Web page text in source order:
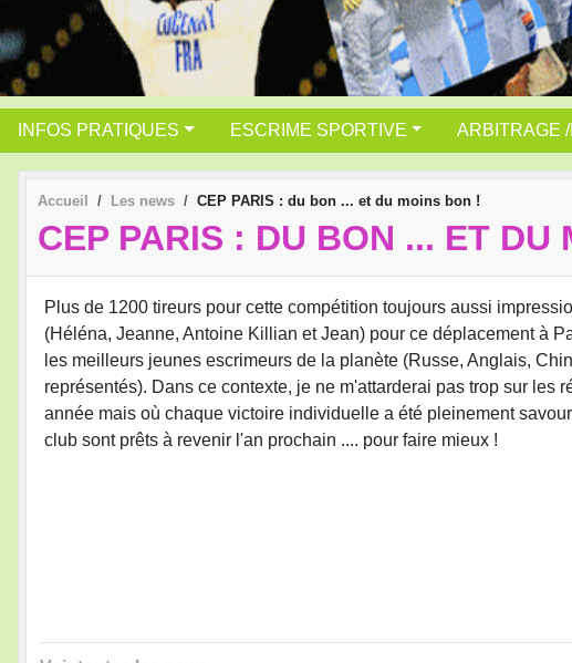
INFOS PRATIQUES ESCRIME SPORTIVE ARBITRAGE
Accueil Les news CEP PARIS : du bon ... et du moins bon !
CEP PARIS : DU BON ... ET DU
Plus de 1200 tireurs pour cette compétition toujours aussi
(Héléna, Jeanne, Antoine Killian et Jean) pour ce déplacement à
les meilleurs jeunes escrimeurs de la planète (Russe, Anglais,
représentés). Dans ce contexte, je ne m'attarderai pas trop sur les
année mais où chaque victoire individuelle a été pleinement
club sont prêts à revenir l'an prochain .... pour faire mieux !